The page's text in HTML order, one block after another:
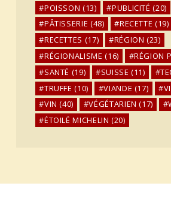
POISSON (13) PUBLICITÉ (20)
PÂTISSERIE (48) RECETTE (19)
RECETTES (17) RÉGION (23)
RÉGIONALISME (16) RÉGION
SANTÉ (19) SUISSE (11)
TRUFFE (10) VIANDE (17)
VIN (40) VÉGÉTARIEN (17)
ÉTOILÉ MICHELIN (20)